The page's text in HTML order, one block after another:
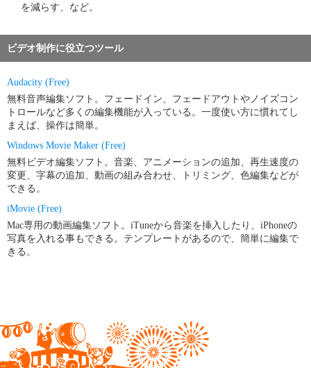
を減らす、など。
ビデオ制作に役立つツール
Audacity (Free)
無料音声編集ソフト。フェードイン、フェードアウトやノイズコン
トロールなど多くの編集機能が入っている。一度使い方に慣れてし
まえば、操作は簡単。
Windows Movie Maker (Free)
無料ビデオ編集ソフト。音楽、アニメーションの追加、再生速度の
変更、字幕の追加、動画の組み合わせ、トリミング、色編集などが
できる。
iMovie (Free)
Mac専用の動画編集ソフト。iTuneから音楽を挿入したり、iPhoneの
写真を入れる事もできる。テンプレートがあるので、簡単に編集で
きる。